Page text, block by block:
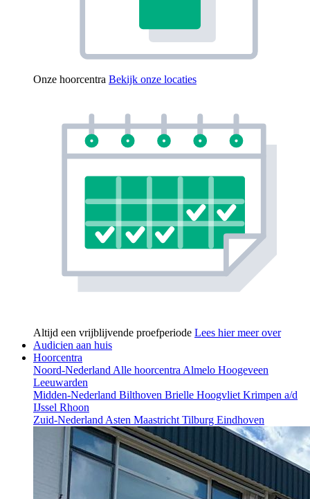
Onze hoorcentra Bekijk onze locaties
Altijd een vrijblijvende proefperiode Lees hier meer over
Audicien aan huis
Hoorcentra
Noord-Nederland Alle hoorcentra Almelo Hoogeveen
Leeuwarden
Midden-Nederland Bilthoven Brielle Hoogvliet Krimpen a/d
IJssel Rhoon
Zuid-Nederland Asten Maastricht Tilburg Eindhoven